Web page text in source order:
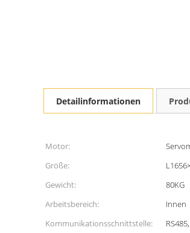
Detailinformationen
Motor:
Größe:
Gewicht:
80KG
Arbeitsbereich:
Innen
Kommunikationsschnittstelle: